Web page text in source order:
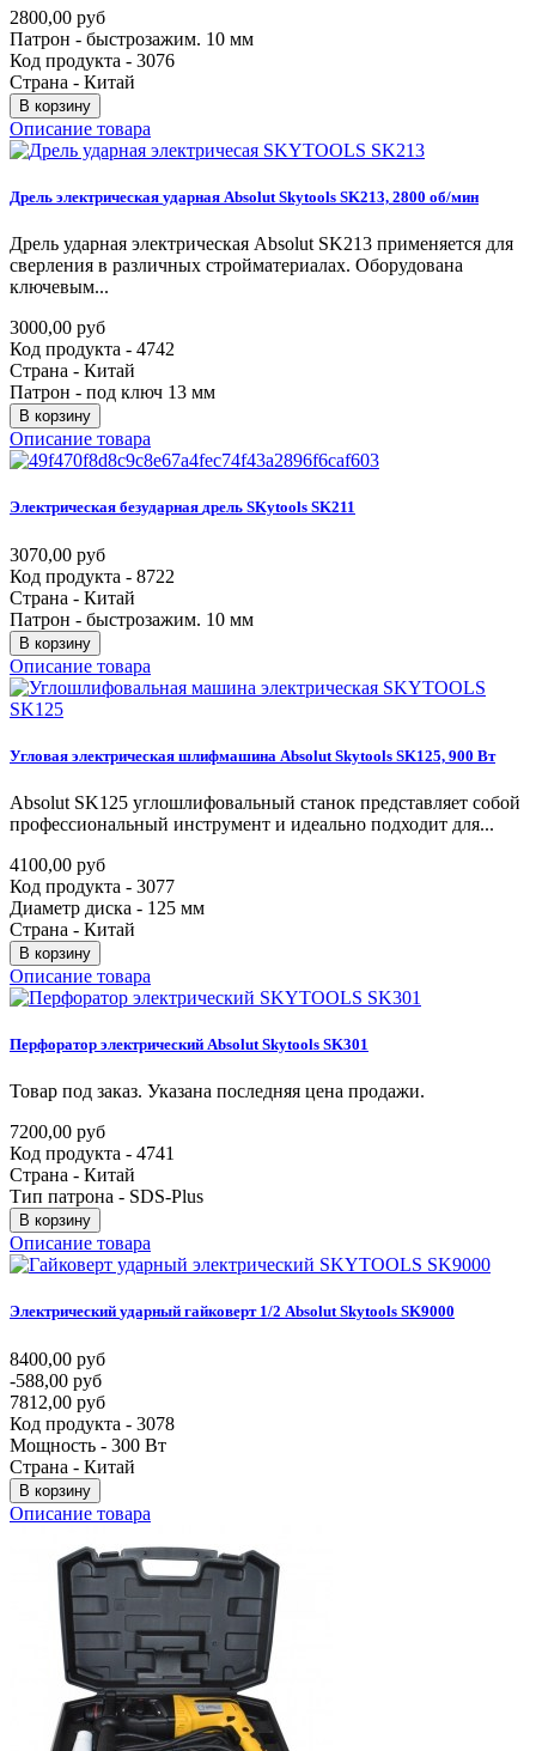
2800,00 руб
Патрон - быстрозажим. 10 мм
Код продукта - 3076
Страна - Китай
В корзину
Описание товара
Дрель электрическая ударная Absolut Skytools SK213, 2800 об/мин
Дрель ударная электрическая Absolut SK213 применяется для
сверления в различных стройматериалах. Оборудована
ключевым...
3000,00 руб
Код продукта - 4742
Страна - Китай
Патрон - под ключ 13 мм
В корзину
Описание товара
Электрическая безударная дрель SKytools SK211
3070,00 руб
Код продукта - 8722
Страна - Китай
Патрон - быстрозажим. 10 мм
В корзину
Описание товара
Угловая электрическая шлифмашина Absolut Skytools SK125, 900 Вт
Absolut SK125 углошлифовальный станок представляет собой
профессиональный инструмент и идеально подходит для...
4100,00 руб
Код продукта - 3077
Диаметр диска - 125 мм
Страна - Китай
В корзину
Описание товара
Перфоратор электрический Absolut Skytools SK301
Товар под заказ. Указана последняя цена продажи.
7200,00 руб
Код продукта - 4741
Страна - Китай
Тип патрона - SDS-Plus
В корзину
Описание товара
Электрический ударный гайковерт 1/2 Absolut Skytools SK9000
8400,00 руб
-588,00 руб
7812,00 руб
Код продукта - 3078
Мощность - 300 Вт
Страна - Китай
В корзину
Описание товара